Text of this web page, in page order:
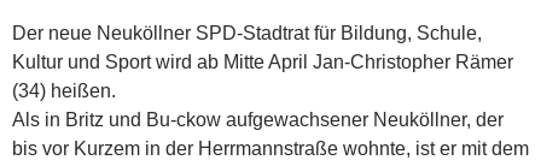
Der neue Neuköllner SPD-Stadtrat für Bildung, Schule,
Kultur und Sport wird ab Mitte April Jan-Christopher Rämer
(34) heißen.
Als in Britz und Bu-ckow aufgewachsener Neuköllner, der
bis vor Kurzem in der Herrmannstraße wohnte, ist er mit dem